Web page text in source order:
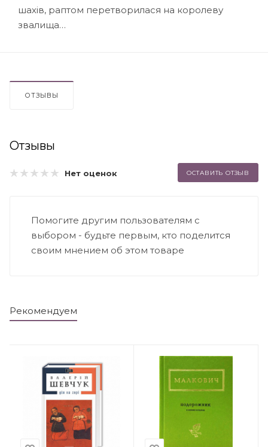
шахів, раптом перетворилася на королеву
звалища…
ОТЗЫВЫ
Отзывы
Нет оценок ОСТАВИТЬ ОТЗЫВ
Помогите другим пользователям с
выбором - будьте первым, кто поделится
своим мнением об этом товаре
Рекомендуем